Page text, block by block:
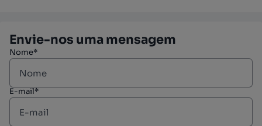
Envie-nos uma mensagem
Nome*
E-mail*